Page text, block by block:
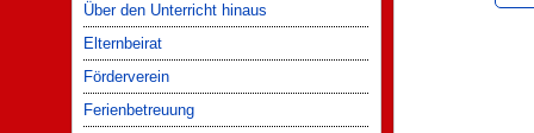
Über den Unterricht hinaus
Elternbeirat
Förderverein
Ferienbetreuung